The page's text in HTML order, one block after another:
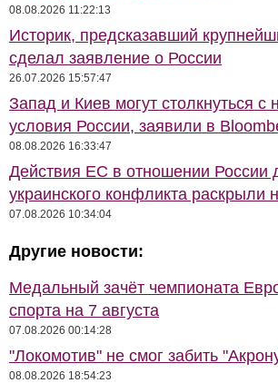
08.08.2026 11:22:13
Историк, предсказавший
сделал заявление о России
26.07.2026 15:57:47
Запад и Киев могут столкнуться с
условия России, заявили в
08.08.2026 16:33:47
Действия ЕС в отношении России
украинского конфликта раскрыли
07.08.2026 10:34:04
Другие новости:
Медальный зачёт чемпионата
спорта на 7 августа
07.08.2026 00:14:28
"Локомотив" не смог забить
08.08.2026 18:54:23